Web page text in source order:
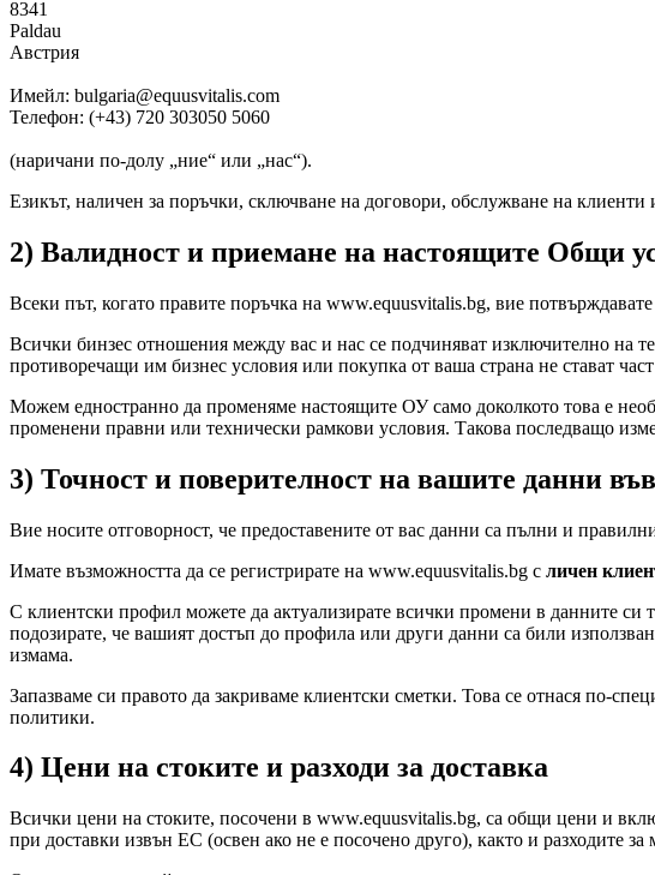
8341
Paldau
Австрия
Имейл: bulgaria@equusvitalis.com
Телефон: (+43) 720 303050 5060
(наричани по-долу „ние“ или „нас“).
Езикът, наличен за поръчки, сключване на договори, обслужване на
2) Валидност и приемане на настоящите Общи
Всеки път, когато правите поръчка на www.equusvitalis.bg, вие
Всички бинзес отношения между вас и нас се подчиняват изключително на
противоречащи им бизнес условия или покупка от ваша страна не стават
Можем едностранно да променяме настоящите ОУ само доколкото това е
променени правни или технически рамкови условия. Такова последващо
3) Точност и поверителност на вашите данни
Вие носите отговорност, че предоставените от вас данни са пълни и
Имате възможността да се регистрирате на www.equusvitalis.bg с личен
С клиентски профил можете да актуализирате всички промени в данните си
подозирате, че вашият достъп до профила или други данни са били
измама.
Запазваме си правото да закриваме клиентски сметки. Това се отнася по-
политики.
4) Цени на стоките и разходи за доставка
Всички цени на стоките, посочени в www.equusvitalis.bg, са общи цени и
при доставки извън ЕС (освен ако не е посочено друго), както и разходите